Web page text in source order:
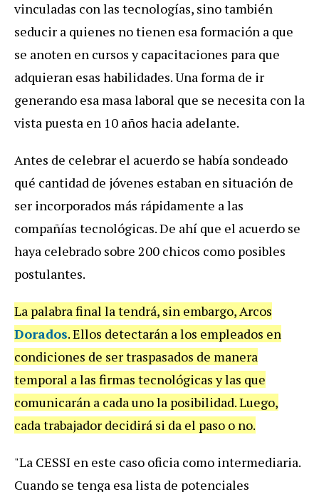
vinculadas con las tecnologías, sino también
seducir a quienes no tienen esa formación a que
se anoten en cursos y capacitaciones para que
adquieran esas habilidades. Una forma de ir
generando esa masa laboral que se necesita con la
vista puesta en 10 años hacia adelante.
Antes de celebrar el acuerdo se había sondeado
qué cantidad de jóvenes estaban en situación de
ser incorporados más rápidamente a las
compañías tecnológicas. De ahí que el acuerdo se
haya celebrado sobre 200 chicos como posibles
postulantes.
La palabra final la tendrá, sin embargo, Arcos
Dorados. Ellos detectarán a los empleados en
condiciones de ser traspasados de manera
temporal a las firmas tecnológicas y las que
comunicarán a cada uno la posibilidad. Luego,
cada trabajador decidirá si da el paso o no.
"La CESSI en este caso oficia como intermediaria.
Cuando se tenga esa lista de potenciales